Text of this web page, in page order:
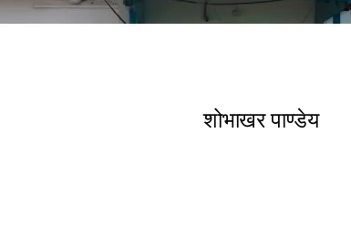
शोभाखर पाण्डेय